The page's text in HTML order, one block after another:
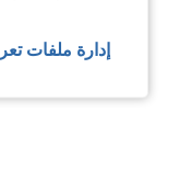
إدارة ملفات